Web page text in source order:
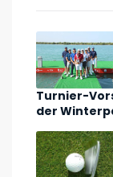
Turnier-
der